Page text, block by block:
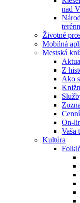
nad
Životné
Mobilná
Mestská
Z
Ako
On-
Vaša
Kultúra